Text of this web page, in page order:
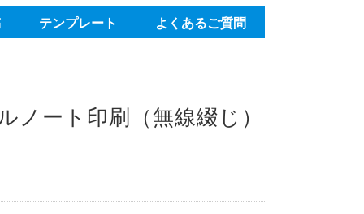
テンプレート よくあるご質問
ノート印刷（無線綴じ）